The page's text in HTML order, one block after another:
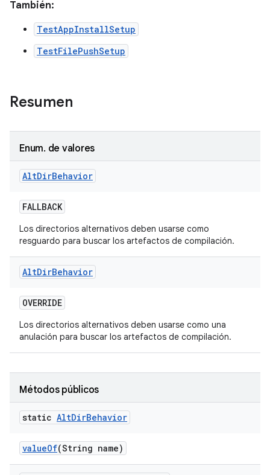
También:
TestAppInstallSetup
TestFilePushSetup
Resumen
Enum. de valores
AltDirBehavior
FALLBACK
Los directorios alternativos deben usarse como
resguardo para buscar los artefactos de compilación.
AltDirBehavior
OVERRIDE
Los directorios alternativos deben usarse como una
anulación para buscar los artefactos de compilación.
Métodos públicos
static AltDirBehavior
valueOf(String name)